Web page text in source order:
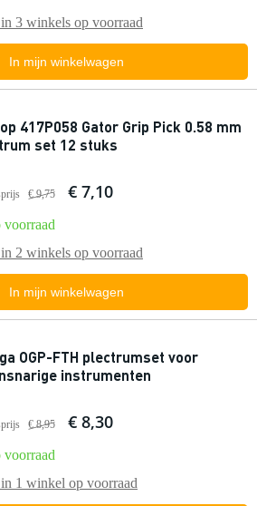
3 winkels op voorraad
In mijn winkelwagen
417P058 Gator Grip Pick 0.58 mm
set 12 stuks
€ 9,75 € 7,10
voorraad
2 winkels op voorraad
In mijn winkelwagen
OGP-FTH plectrumset voor
instrumenten
€ 8,95 € 8,30
voorraad
1 winkel op voorraad